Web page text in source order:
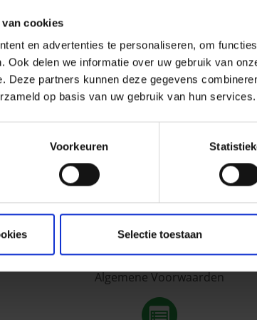
cookies
en advertenties te personaliseren, om
Ook delen we informatie over uw gebruik van
Deze partners kunnen deze gegevens
op basis van uw gebruik van hun services.
Voorkeuren
Selectie toestaan
3256 - BIC GKCC BE BB
code 0058, onder toezicht van de Nationale
van de
raadplegen die P&V Verzekeringen in
zijn onze
over de bescherming van uw privé-leven,
voor een veilig betaalverkeer, …
Algemene Voorwaarden